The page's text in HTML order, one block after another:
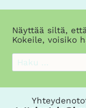
Näyttää siltä,
Kokeile, voisiko
Haku: